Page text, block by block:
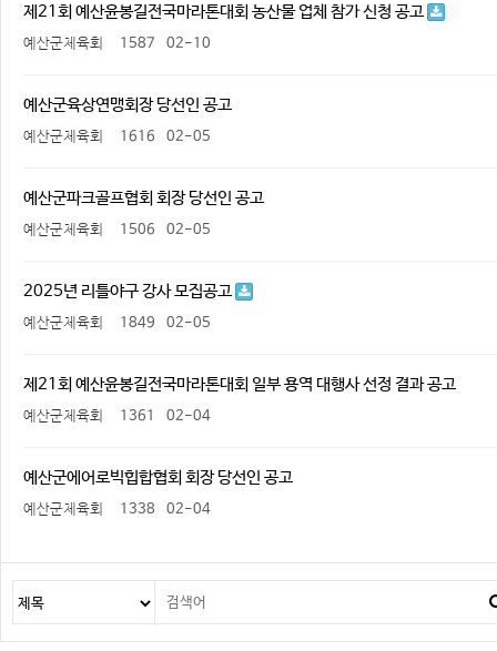
제21회 예산윤봉길전국마라톤대회 농산물 업체 참가 신청 공고
예산군체육회 1587 02-10
예산군육상연맹회장 당선인 공고
예산군체육회 1616 02-05
예산군파크골프협회 회장 당선인 공고
예산군체육회 1506 02-05
2025년 리틀야구 강사 모집공고
예산군체육회 1849 02-05
제21회 예산윤봉길전국마라톤대회 일부 용역 대행사 선정 결과 공고
예산군체육회 1361 02-04
예산군에어로빅힙합협회 회장 당선인 공고
예산군체육회 1338 02-04